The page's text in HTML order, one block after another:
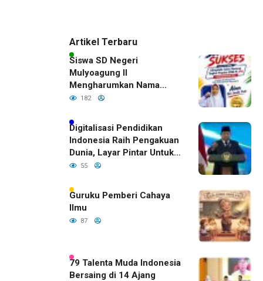
Artikel Terbaru
Siswa SD Negeri
Mulyoagung II
Mengharumkan Nama
Bojonegoro Dengan
182
Digitalisasi Pendidikan
Indonesia Raih Pengakuan
Dunia, Layar Pintar Untuk
Semua Siswa
55
Guruku Pemberi Cahaya
Ilmu
87
79 Talenta Muda Indonesia
Bersaing di 14 Ajang